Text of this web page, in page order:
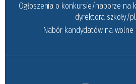
Ogłoszenia o konkursie/naborze na
dyrektora szkoły/
Nabór kandydatów na wolne